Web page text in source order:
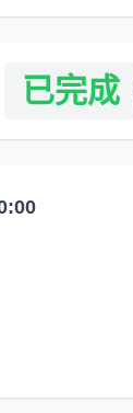
已完成